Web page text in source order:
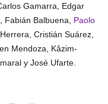
Gamarra, Edgar
Fabián Balbuena, Paolo
Cristián Suárez,
Mendoza, Kâzim-
y José Ufarte.